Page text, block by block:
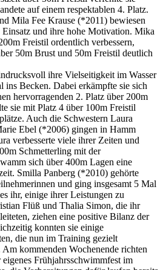
auf einem respektablen 4. Platz.
Mila Fee Krause (*2011) bewiesen
Einsatz und ihre hohe Motivation. Mika
Freistil ordentlich verbessern,
50m Brust und 50m Freistil deutlich
ihre Vielseitigkeit im Wasser
ins Becken. Dabei erkämpfte sie sich
hervorragenden 2. Platz über 200m
sie mit Platz 4 über 100m Freistil
Auch die Schwestern Laura
Ebel (*2006) gingen in Hamm
verbesserte viele ihrer Zeiten und
Schmetterling mit der
sich über 400m Lagen eine
Smilla Panberg (*2010) gehörte
und ging insgesamt 5 Mal
ihr, einige ihrer Leistungen zu
Flüß und Thalia Simon, die ihr
ziehen eine positive Bilanz der
konnten sie einige
die nun im Training gezielt
kommenden Wochenende richten
Frühjahrsschwimmfest im